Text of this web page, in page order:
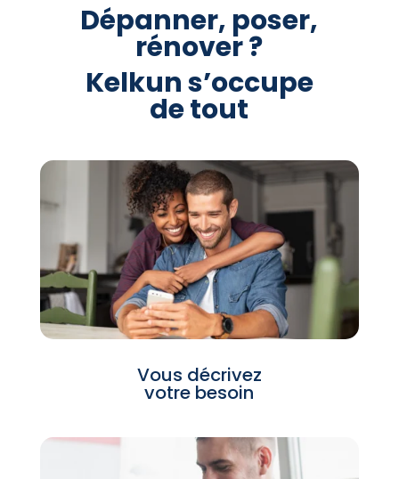
Dépanner, poser,
rénover ?
Kelkun s’occupe
de tout
Vous décrivez
votre besoin